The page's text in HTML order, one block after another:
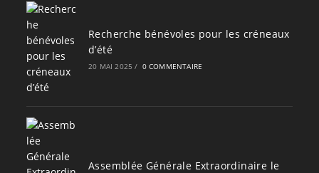
Recherche bénévoles pour les créneaux
d’été
20 MAI 2025 / 0 COMMENTAIRE
Assemblée Générale Extraordinaire le